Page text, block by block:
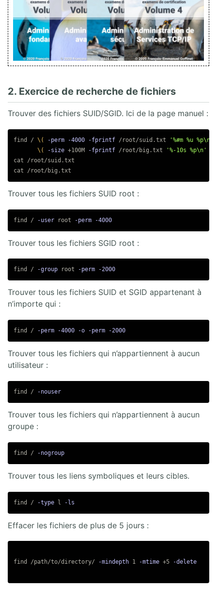
1. Laboratoires Services réseau
2. Services de passerelle
3. Services d'infrastructure
4. Services de partage
5. Authentification centralisée
8. Apache HTTP Server
10. Services de Base de Données
III. VIRTUALISATION LINUX
1. VIRTUALISATION MATÉRIELLE
1.1. Introduction à la virtualisation
1.2 Virtualisation Qemu/KVM
2. VIRTUALISATION CONTENEURS
2.1. Introduction aux conteneurs
2.2. LXC/LXD
2.3. Docker
3. ORCHESTRATION DOCKER SWARM
4. ORCHESTRATION KUBERNETES
5. GESTION ET PROVISIONING
5.1. Packer
5.2. Cloud-init
5.4. Terraform
V. ADMINISTRATION OPENSTACK
VI. ADMINISTRATION JAVA EE
VIII. COMMUNICATIONS UNIFIÉES
2. Exercice de recherche de fichiers
Trouver des fichiers SUID/SGID. Ici de la page manuel :
find / \( -perm -4000 -fprintf /root/suid.txt
'%#m %u %p\n'
\(
-size +100M -fprintf /root/big.txt '%-10s %p\n'
cat
cat
Trouver tous les fichiers SUID root :
find / -user root -perm -4000
Trouver tous les fichiers SGID root :
find / -group root -perm -2000
Trouver tous les fichiers SUID et SGID appartenant à
n’importe qui :
find / -perm -4000 -o -perm -2000
Trouver tous les fichiers qui n’appartiennent à aucun
utilisateur :
find / -nouser
Trouver tous les fichiers qui n’appartiennent à aucun
groupe :
find / -nogroup
Trouver tous les liens symboliques et leurs cibles.
find / -type l -ls
Effacer les fichiers de plus de 5 jours :
find /path/to/directory/ -mindepth 1 -mtime +5 -delete